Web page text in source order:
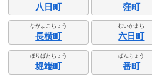
八日町 窪町
ながよこちょう
長横町
むいかまち
六日町
ほりばたちょう
堀端町
ばんちょう
番町